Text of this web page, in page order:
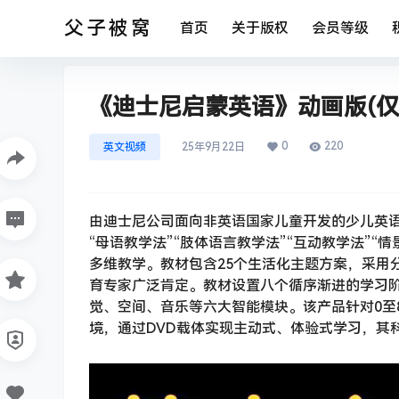
父子被窝 首页 关于版权 会员等级
《迪士尼启蒙英语》动画版(
英文视频 25年9月22日 0 220
由迪士尼公司面向非英语国家儿童开发的少儿英
“母语教学法”“肢体语言教学法”“互动教学法”“
多维教学。教材包含25个生活化主题方案，采
育专家广泛肯定。教材设置八个循序渐进的学习
觉、空间、音乐等六大智能模块。该产品针对0
境，通过DVD载体实现主动式、体验式学习，